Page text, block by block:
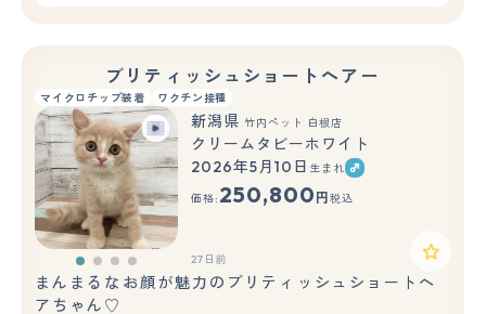
ブリティッシュショートヘアー
マイクロチップ装着 ワクチン接種
新潟県 竹内ペット 白根店
クリームタビーホワイト
2026年5月10日 生まれ
価格: 250,800 円 税込
27日前
まんまるなお顔が魅力のブリティッシュショートヘ
アちゃん♡